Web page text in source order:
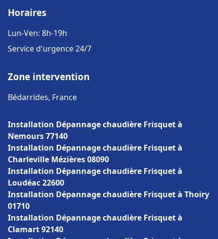
Horaires
Lun-Ven: 8h-19h
Service d'urgence 24/7
Zone intervention
Bédarrides, France
Installation Dépannage chaudière Frisquet à
Nemours 77140
Installation Dépannage chaudière Frisquet à
Charleville Mézières 08090
Installation Dépannage chaudière Frisquet à
Loudéac 22600
Installation Dépannage chaudière Frisquet à Thoiry
01710
Installation Dépannage chaudière Frisquet à
Clamart 92140